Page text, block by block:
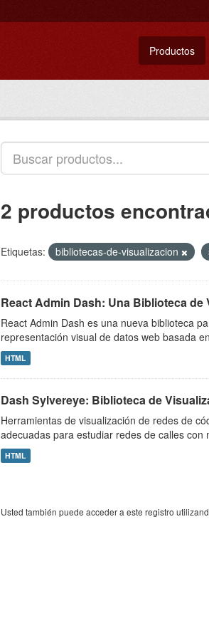
Productos
2 productos
Etiquetas: bibliotecas-de-visualizacion
React Admin Dash: Una Biblioteca
React Admin Dash es una nueva biblioteca
representación visual de datos web basada
HTML
Dash Sylvereye: Biblioteca de
Herramientas de visualización de redes de
adecuadas para estudiar redes de calles con
HTML
Usted también puede acceder a este registro